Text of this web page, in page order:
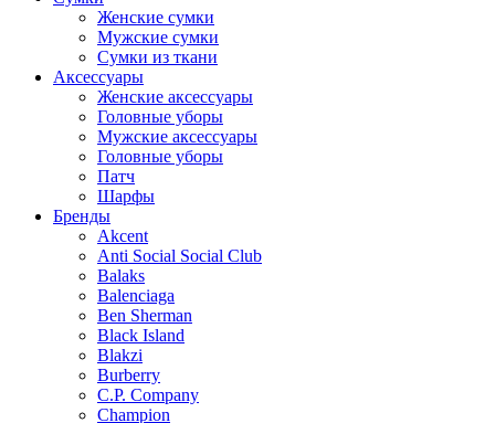
Женские сумки
Мужские сумки
Сумки из ткани
Аксессуары
Женские аксессуары
Головные уборы
Мужские аксессуары
Головные уборы
Патч
Шарфы
Бренды
Akcent
Anti Social Social Club
Balaks
Balenciaga
Ben Sherman
Black Island
Blakzi
Burberry
C.P. Company
Champion